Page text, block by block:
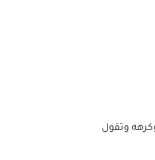
وتقول